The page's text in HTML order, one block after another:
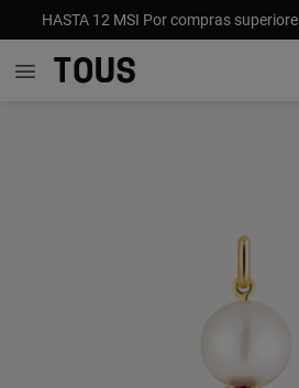
HASTA 12 MSI Por compras